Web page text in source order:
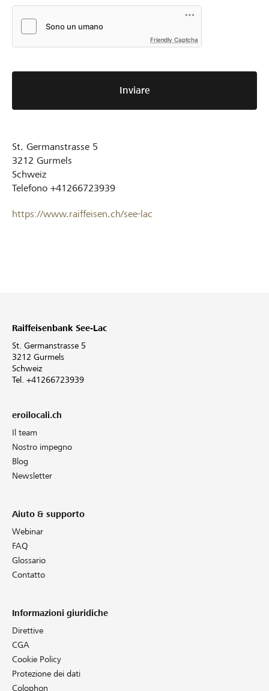
Friendly Captcha
Inviare
St. Germanstrasse 5
3212 Gurmels
Schweiz
Telefono +41266723939
https://www.raiffeisen.ch/see-lac
Raiffeisenbank See-Lac
St. Germanstrasse 5
3212 Gurmels
Schweiz
Tel. +41266723939
eroilocali.ch
Il team
Nostro impegno
Blog
Newsletter
Aiuto & supporto
Webinar
FAQ
Glossario
Contatto
Informazioni giuridiche
Direttive
CGA
Cookie Policy
Protezione dei dati
Colophon